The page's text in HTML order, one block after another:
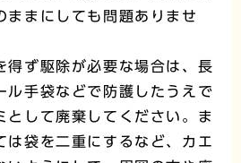
ままにしても問題ありませ
ず駆除が必要な場合は、長
ル手袋などで防護したうえで
として廃棄してください。ま
は袋を二重にするなど、カエ